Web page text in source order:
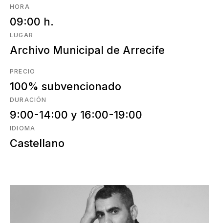
HORA
09:00 h.
LUGAR
Archivo Municipal de Arrecife
PRECIO
100% subvencionado
DURACIÓN
9:00-14:00 y 16:00-19:00
IDIOMA
Castellano